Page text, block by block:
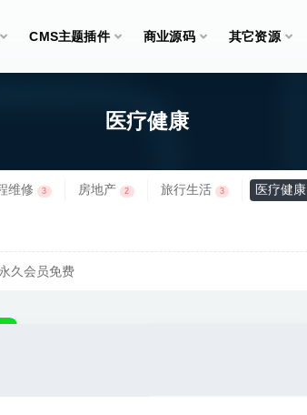
CMS主题插件 商业源码 其它资源
医疗健康
维修 3 房地产 2 旅行生活 3 医疗健康
久会员免费